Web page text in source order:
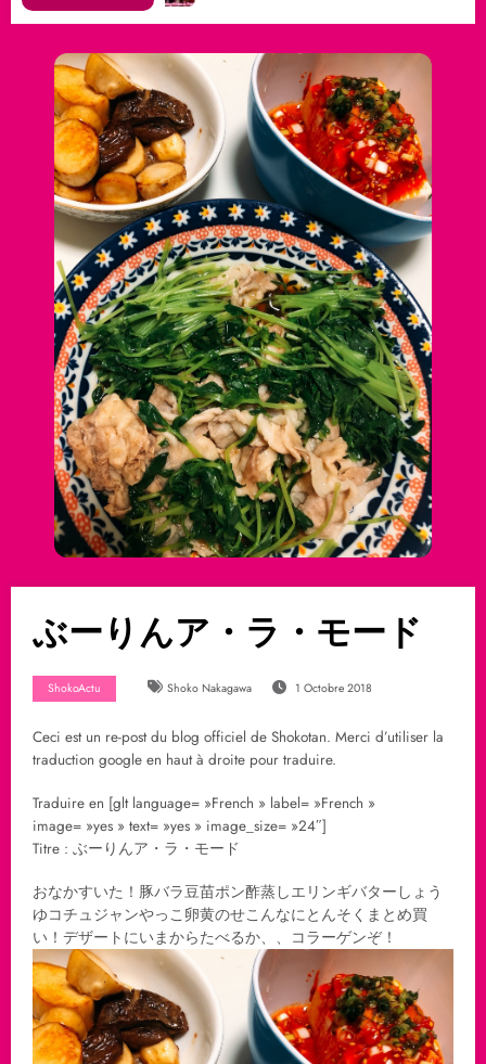
ぶーりんア・ラ・モード
ShokoActu Shoko Nakagawa 1 Octobre 2018
Ceci est un re-post du blog officiel de Shokotan. Merci d’utiliser la
traduction google en haut à droite pour traduire.
Traduire en [glt language= »French » label= »French »
image= »yes » text= »yes » image_size= »24″]
Titre : ぶーりんア・ラ・モード
おなかすいた！豚バラ豆苗ポン酢蒸しエリンギバターしょう
ゆコチュジャンやっこ卵黄のせこんなにとんそくまとめ買
い！デザートにいまからたべるか、、コラーゲンぞ！